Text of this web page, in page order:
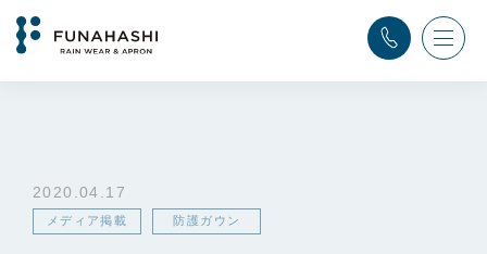
TOP
中部経済新聞様に取り上げていただいた記事に関する訂正
2020.04.17
メディア掲載 防護ガウン